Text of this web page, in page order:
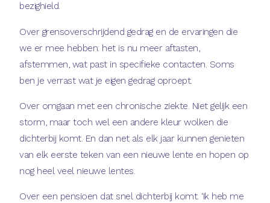
bezighield.
Over grensoverschrijdend gedrag en de ervaringen die
we er mee hebben: het is nu meer aftasten,
afstemmen, wat past in specifieke contacten. Soms
ben je verrast wat je eigen gedrag oproept.
Over omgaan met een chronische ziekte. Niet gelijk een
storm, maar toch wel een andere kleur wolken die
dichterbij komt. En dan net als elk jaar kunnen genieten
van elk eerste teken van een nieuwe lente en hopen op
nog heel veel nieuwe lentes.
Over een pensioen dat snel dichterbij komt. ‘Ik heb me